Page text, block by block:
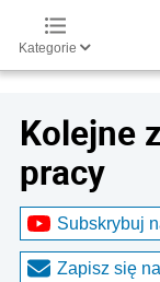
Kategorie
Kolejne
pracy
Subskrybuj
Zapisz się